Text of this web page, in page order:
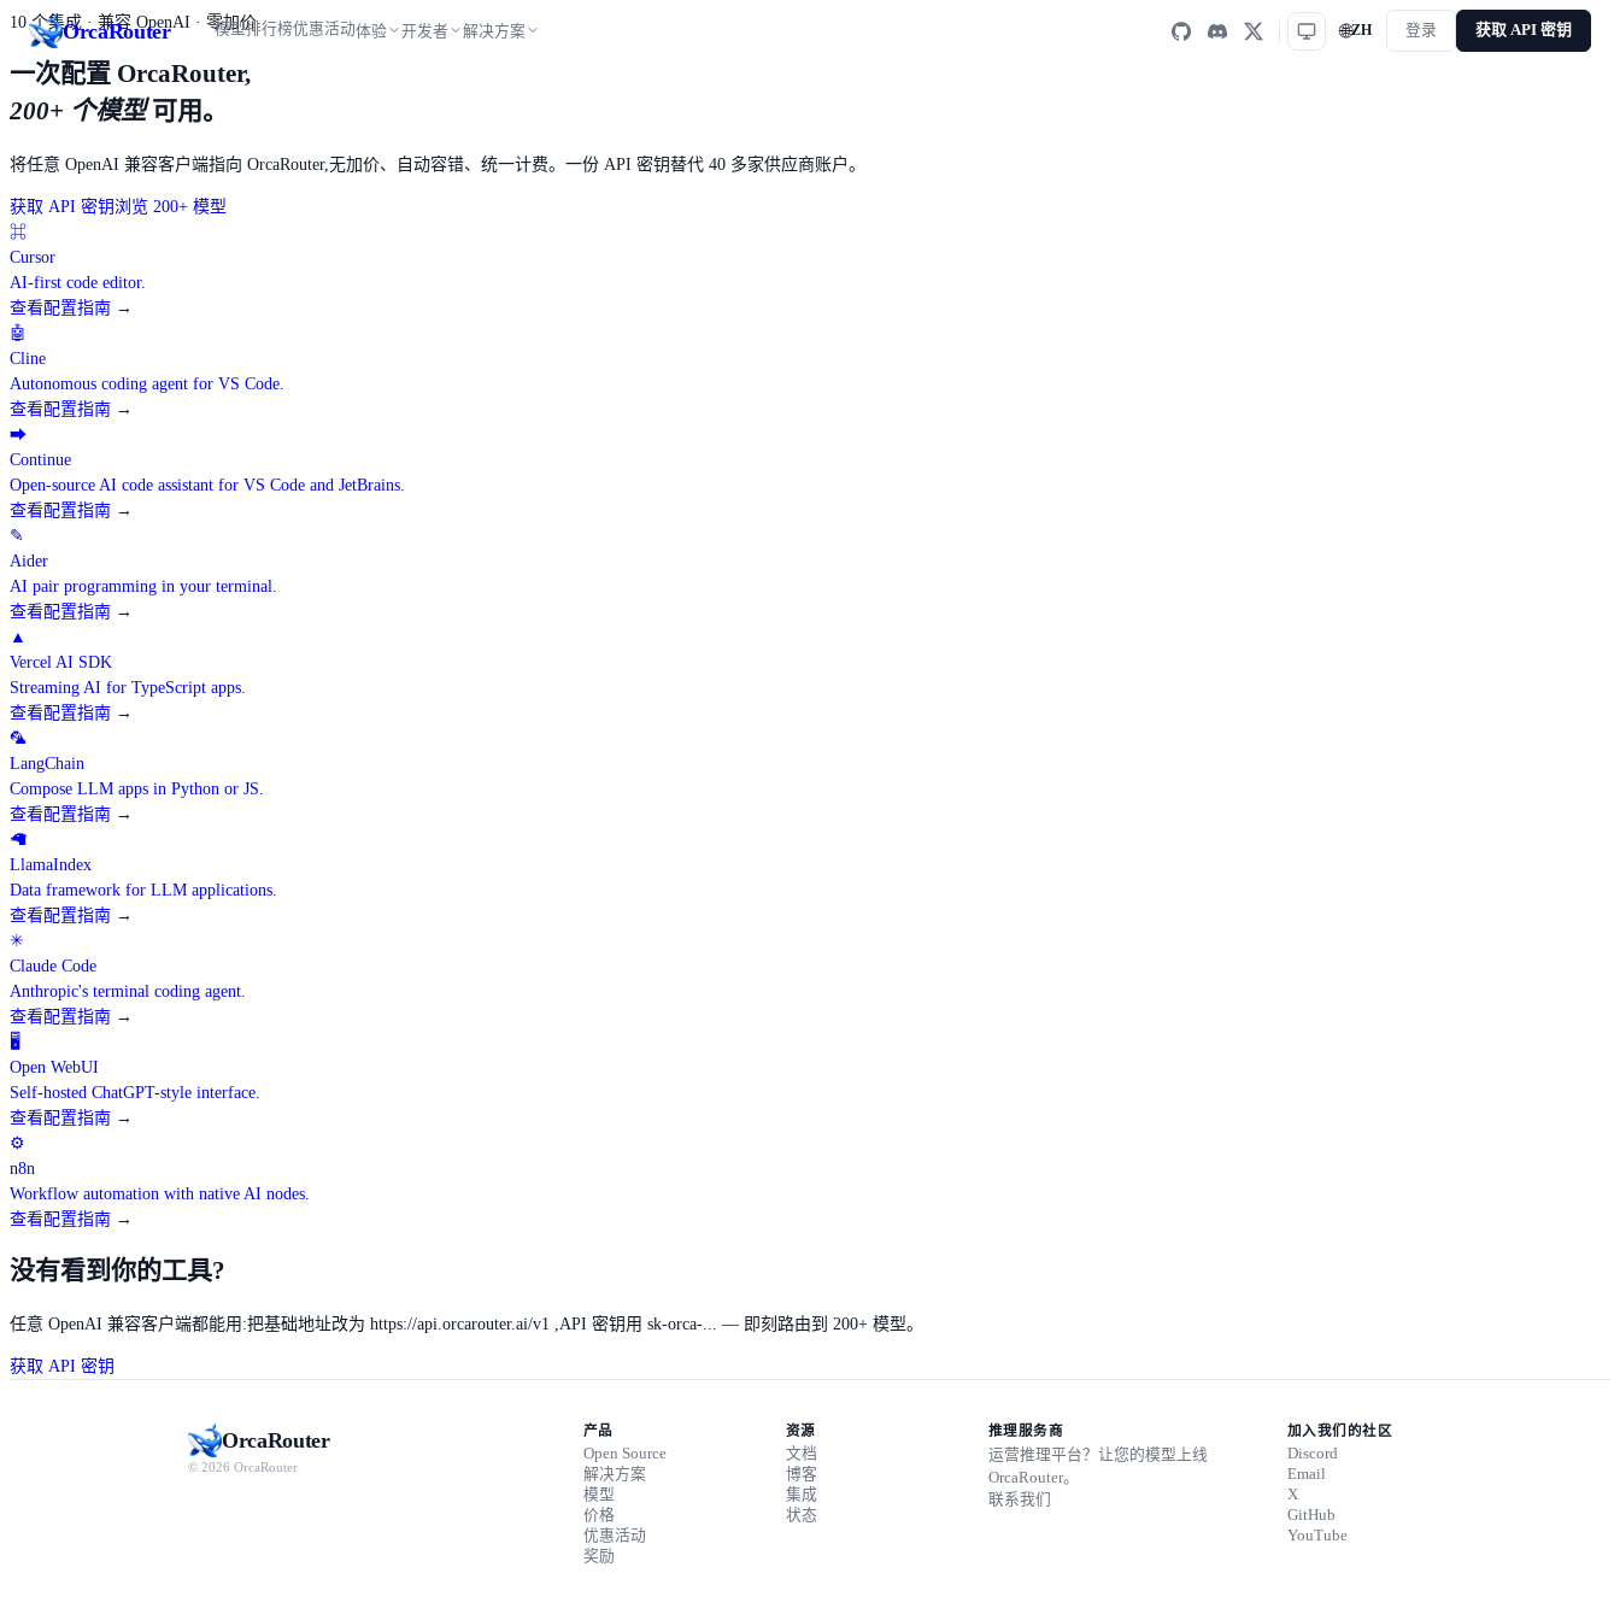
OrcaRouter 模型排行榜优惠活动体验 开发者 解决方案 🌐ZH 登录 获取 API 密钥
10 个集成 · 兼容 OpenAI · 零加价
一次配置 OrcaRouter,
200+ 个模型 可用。
将任意 OpenAI 兼容客户端指向 OrcaRouter,无加价、自动容错、统一计费。一份 API 密钥替代 40 多家供应商账户。
获取 API 密钥浏览 200+ 模型
⌘
Cursor
AI-first code editor.
查看配置指南 →
🤖
Cline
Autonomous coding agent for VS Code.
查看配置指南 →
➡
Continue
Open-source AI code assistant for VS Code and JetBrains.
查看配置指南 →
✎
Aider
AI pair programming in your terminal.
查看配置指南 →
▲
Vercel AI SDK
Streaming AI for TypeScript apps.
查看配置指南 →
🦜
LangChain
Compose LLM apps in Python or JS.
查看配置指南 →
🦙
LlamaIndex
Data framework for LLM applications.
查看配置指南 →
✳
Claude Code
Anthropic's terminal coding agent.
查看配置指南 →
🖥
Open WebUI
Self-hosted ChatGPT-style interface.
查看配置指南 →
⚙
n8n
Workflow automation with native AI nodes.
查看配置指南 →
没有看到你的工具?
任意 OpenAI 兼容客户端都能用:把基础地址改为 https://api.orcarouter.ai/v1 ,API 密钥用 sk-orca-... — 即刻路由到 200+ 模型。
获取 API 密钥
OrcaRouter
© 2026 OrcaRouter
产品
Open Source
解决方案
模型
价格
优惠活动
奖励
资源
文档
博客
集成
状态
推理服务商
运营推理平台？让您的模型上线
OrcaRouter。
联系我们
加入我们的社区
Discord
Email
X
GitHub
YouTube